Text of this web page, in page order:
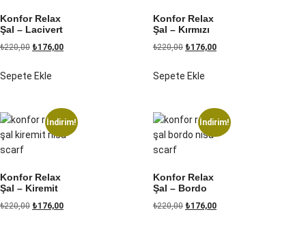
Konfor Relax
Şal – Lacivert
₺220,00 ₺176,00
Sepete Ekle
Konfor Relax
Şal – Kırmızı
₺220,00 ₺176,00
Sepete Ekle
İndirim!
Konfor Relax
Şal – Kiremit
₺220,00 ₺176,00
İndirim!
Konfor Relax
Şal – Bordo
₺220,00 ₺176,00